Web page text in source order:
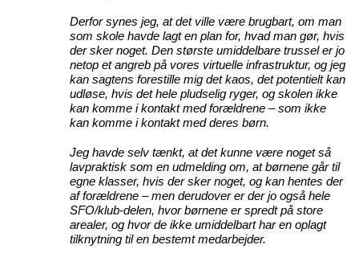
Derfor synes jeg, at det ville være brugbart, om man
som skole havde lagt en plan for, hvad man gør, hvis
der sker noget. Den største umiddelbare trussel er jo
netop et angreb på vores virtuelle infrastruktur, og jeg
kan sagtens forestille mig det kaos, det potentielt kan
udløse, hvis det hele pludselig ryger, og skolen ikke
kan komme i kontakt med forældrene – som ikke
kan komme i kontakt med deres børn.
Jeg havde selv tænkt, at det kunne være noget så
lavpraktisk som en udmelding om, at børnene går til
egne klasser, hvis der sker noget, og kan hentes der
af forældrene – men derudover er der jo også hele
SFO/klub-delen, hvor børnene er spredt på store
arealer, og hvor de ikke umiddelbart har en oplagt
tilknytning til en bestemt medarbejder.